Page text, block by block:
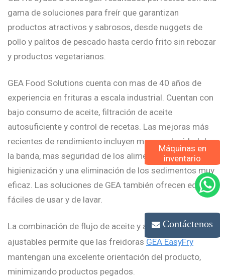
Contáctenos
Máquinas en
inventario
gama de soluciones para freír que garantizan
productos atractivos y sabrosos, desde nuggets de
pollo y palitos de pescado hasta cerdo frito sin rebozar
y productos vegetarianos.
GEA Food Solutions cuenta con mas de 40 años de
experiencia en frituras a escala industrial. Cuentan con
bajo consumo de aceite, filtración de aceite
autosuficiente y control de recetas. Las mejoras más
recientes de rendimiento incluyen mayor velocidad de
la banda, mas seguridad de los alimentos, mejor
higienización y una eliminación de los sedimentos muy
eficaz. Las soluciones de GEA también ofrecen equipos
fáciles de usar y de lavar.
La combinación de flujo de aceite y altura de correa
ajustables permite que las freidoras GEA EasyFry
mantengan una excelente orientación del producto,
minimizando productos pegados.